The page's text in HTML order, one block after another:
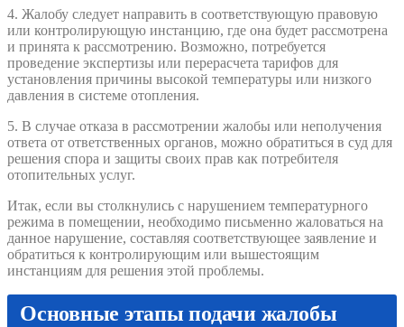
4. Жалобу следует направить в соответствующую правовую
или контролирующую инстанцию, где она будет рассмотрена
и принята к рассмотрению. Возможно, потребуется
проведение экспертизы или перерасчета тарифов для
установления причины высокой температуры или низкого
давления в системе отопления.
5. В случае отказа в рассмотрении жалобы или неполучения
ответа от ответственных органов, можно обратиться в суд для
решения спора и защиты своих прав как потребителя
отопительных услуг.
Итак, если вы столкнулись с нарушением температурного
режима в помещении, необходимо письменно жаловаться на
данное нарушение, составляя соответствующее заявление и
обратиться к контролирующим или вышестоящим
инстанциям для решения этой проблемы.
Основные этапы подачи жалобы